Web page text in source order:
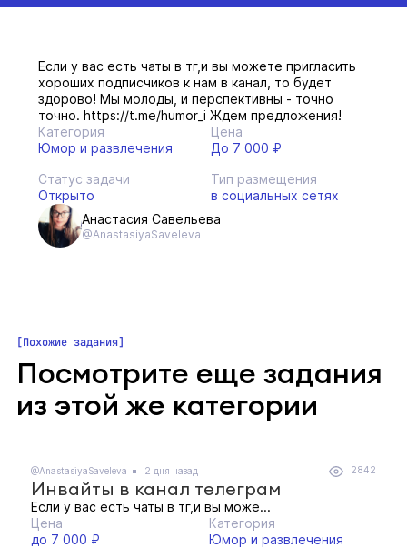
Если у вас есть чаты в тг,и вы можете пригласить
хороших подписчиков к нам в канал, то будет
здорово! Мы молоды, и перспективны - точно
точно. https://t.me/humor_i Ждем предложения!
Категория
Юмор и развлечения
Цена
До 7 000 ₽
Статус задачи
Открыто
Тип размещения
в социальных сетях
Анастасия Савельева
@AnastasiyaSaveleva
Похожие задания
Посмотрите еще задания
из этой же категории
@AnastasiyaSaveleva 2 дня назад 2842
Инвайты в канал телеграм
Если у вас есть чаты в тг,и вы може...
Цена
до 7 000 ₽
Категория
Юмор и развлечения